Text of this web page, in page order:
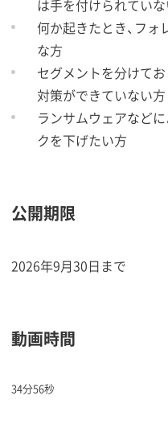
は手を付けられてい
何か起きたとき、フ
な方
セグメントを分けて
対策ができていない方
ランサムウェアなど
クを下げたい方
公開期限
2026年9月30日まで
動画時間
34分56秒